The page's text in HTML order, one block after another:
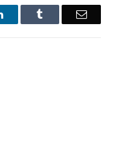
LinkedIn Email